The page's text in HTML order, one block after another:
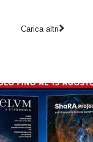
Carica altri